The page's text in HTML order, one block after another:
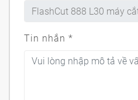
Tin nhắn *